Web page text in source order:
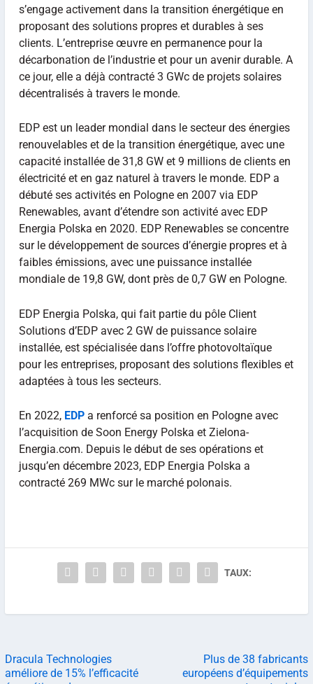
s’engage activement dans la transition énergétique en
proposant des solutions propres et durables à ses
clients. L’entreprise œuvre en permanence pour la
décarbonation de l’industrie et pour un avenir durable. A
ce jour, elle a déjà contracté 3 GWc de projets solaires
décentralisés à travers le monde.
EDP est un leader mondial dans le secteur des énergies
renouvelables et de la transition énergétique, avec une
capacité installée de 31,8 GW et 9 millions de clients en
électricité et en gaz naturel à travers le monde. EDP a
débuté ses activités en Pologne en 2007 via EDP
Renewables, avant d’étendre son activité avec EDP
Energia Polska en 2020. EDP Renewables se concentre
sur le développement de sources d’énergie propres et à
faibles émissions, avec une puissance installée
mondiale de 19,8 GW, dont près de 0,7 GW en Pologne.
EDP Energia Polska, qui fait partie du pôle Client
Solutions d’EDP avec 2 GW de puissance solaire
installée, est spécialisée dans l’offre photovoltaïque
pour les entreprises, proposant des solutions flexibles et
adaptées à tous les secteurs.
En 2022, EDP a renforcé sa position en Pologne avec
l’acquisition de Soon Energy Polska et Zielona-
Energia.com. Depuis le début de ses opérations et
jusqu’en décembre 2023, EDP Energia Polska a
contracté 269 MWc sur le marché polonais.
TAUX:
Dracula Technologies
améliore de 15% l’efficacité
Plus de 38 fabricants
européens d’équipements